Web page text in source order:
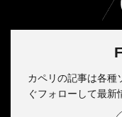
カペリの記事は各種
ぐフォローして最新